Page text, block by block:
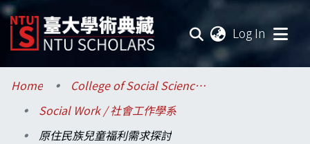
Log In
Communities & Collections
Research Outputs
Home
College of Social Sciences / 社會科學院
Social Work / 社會工作學系
原住民族兒童福利需求探討